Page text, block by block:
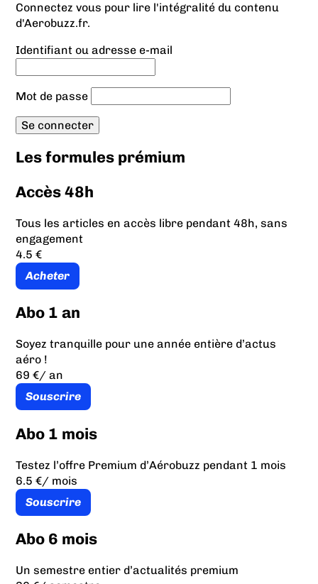
Connectez vous pour lire l'intégralité du contenu
d'Aerobuzz.fr.
Identifiant ou adresse e-mail
Mot de passe
Les formules prémium
Accès 48h
Tous les articles en accès libre pendant 48h, sans
engagement
4.5 €
Acheter
Abo 1 an
Soyez tranquille pour une année entière d’actus
aéro !
69 €/ an
Souscrire
Abo 1 mois
Testez l’offre Premium d’Aérobuzz pendant 1 mois
6.5 €/ mois
Souscrire
Abo 6 mois
Un semestre entier d’actualités premium